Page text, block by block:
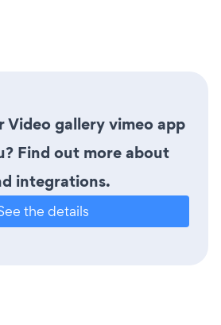
Video gallery vimeo app
Find out more about
integrations.
the details